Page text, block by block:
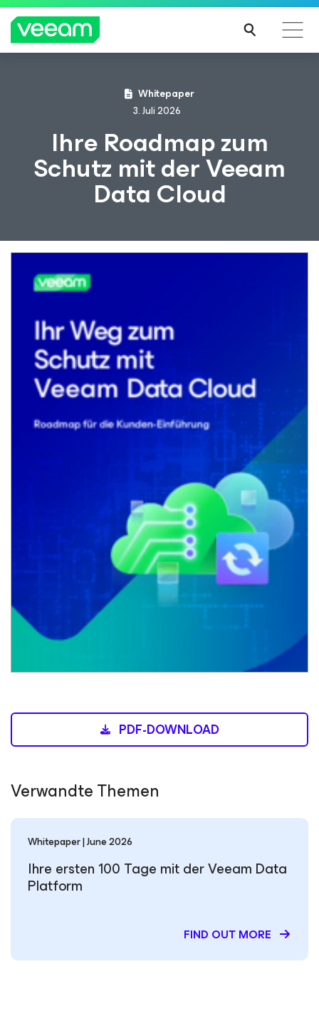
Hinweise von Veeam für Kunden, die vom Content-
Update von CrowdStrike betroffen sind
ERFA
HRE
Whitepaper
3. Juli 2026
Ihre Roadmap zum
Schutz mit der Veeam
Data Cloud
PDF-DOWNLOAD
Verwandte Themen
Whitepaper | June 2026
Ihre ersten 100 Tage mit der Veeam Data
Platform
FIND OUT MORE